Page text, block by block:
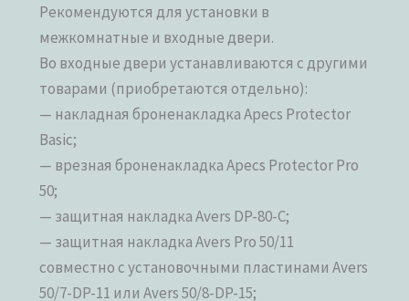
Рекомендуются для установки в
межкомнатные и входные двери.
Во входные двери устанавливаются с другими
товарами (приобретаются отдельно):
— накладная броненакладка Apecs Protector
Basic;
— врезная броненакладка Apecs Protector Pro
50;
— защитная накладка Avers DP-80-C;
— защитная накладка Avers Pro 50/11
совместно с установочными пластинами Avers
50/7-DP-11 или Avers 50/8-DP-15;